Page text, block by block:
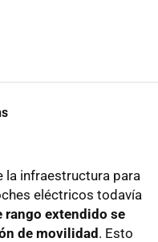
la infraestructura para
eléctricos todavía
rango extendido se
de movilidad. Esto